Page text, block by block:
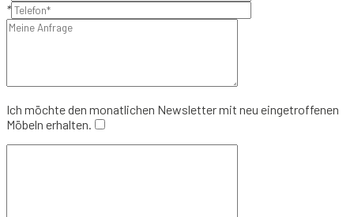
*
Ich möchte den monatlichen Newsletter mit neu eingetroffenen
Möbeln erhalten.